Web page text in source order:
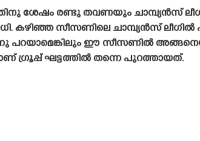
ശേഷം രണ്ടു തവണയും ചാമ്പ്യൻസ്
കഴിഞ്ഞ സീസണിലെ ചാമ്പ്യൻസ് ലീഗിൽ
പറയാമെങ്കിലും ഈ സീസണിൽ
ഗ്രൂപ്പ് ഘട്ടത്തിൽ തന്നെ പുറത്തായത്.